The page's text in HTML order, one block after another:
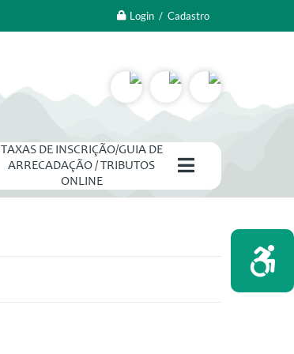
Login / Cadastro
TAXAS DE INSCRIÇÃO/GUIA DE
ARRECADAÇÃO / TRIBUTOS
ONLINE